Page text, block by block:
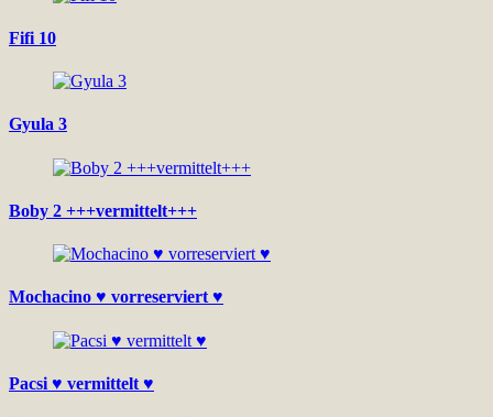
Fifi 10
Gyula 3
Boby 2 +++vermittelt+++
Mochacino ♥ vorreserviert ♥
Pacsi ♥ vermittelt ♥